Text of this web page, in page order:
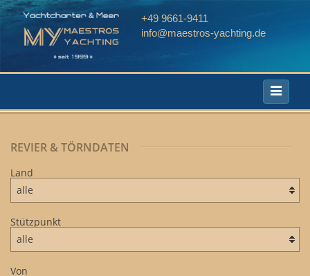
+49 9661-9411
info@maestros-yachting.de
Toggle
REVIER & TÖRNDATEN
Land
Stützpunkt
Von